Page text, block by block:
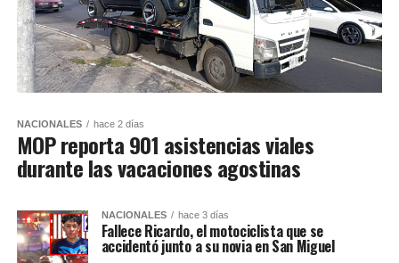
NACIONALES hace 2 días
MOP reporta 901 asistencias viales
durante las vacaciones agostinas
NACIONALES hace 3 días
Fallece Ricardo, el motociclista que se
accidentó junto a su novia en San Miguel